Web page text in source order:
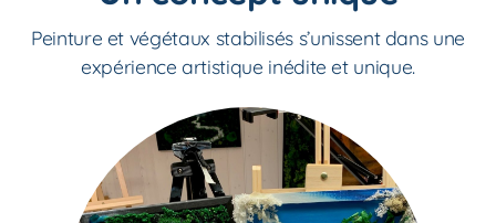
Peinture et végétaux stabilisés s’unissent dans une
expérience artistique inédite et unique.